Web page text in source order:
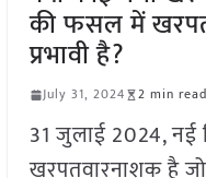
की फसल में
प्रभावी है?
July 31, 2024 2 min read
31 जुलाई 2024, नई